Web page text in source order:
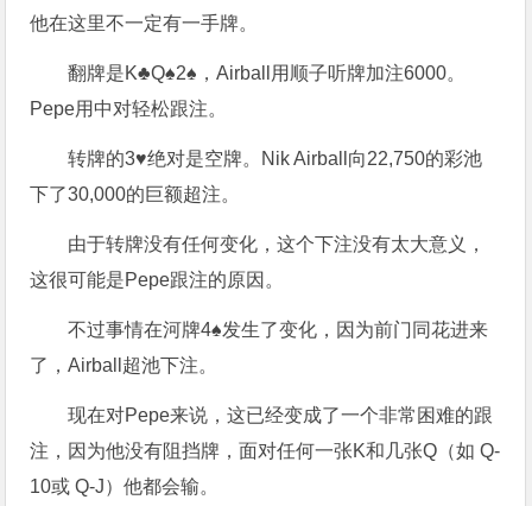
他在这里不一定有一手牌。
翻牌是K♣Q♠2♠，Airball用顺子听牌加注6000。
Pepe用中对轻松跟注。
转牌的3♥绝对是空牌。Nik Airball向22,750的彩池
下了30,000的巨额超注。
由于转牌没有任何变化，这个下注没有太大意义，
这很可能是Pepe跟注的原因。
不过事情在河牌4♠发生了变化，因为前门同花进来
了，Airball超池下注。
现在对Pepe来说，这已经变成了一个非常困难的跟
注，因为他没有阻挡牌，面对任何一张K和几张Q（如 Q-
10或 Q-J）他都会输。